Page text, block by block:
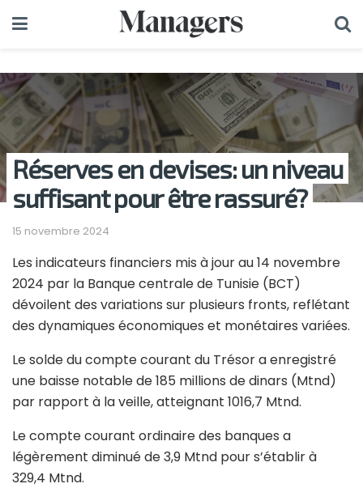
Réserves en devises: un niveau
suffisant pour être rassuré?
15 novembre 2024
Les indicateurs financiers mis à jour au 14 novembre
2024 par la Banque centrale de Tunisie (BCT)
dévoilent des variations sur plusieurs fronts, reflétant
des dynamiques économiques et monétaires variées.
Le solde du compte courant du Trésor a enregistré
une baisse notable de 185 millions de dinars (Mtnd)
par rapport à la veille, atteignant 1016,7 Mtnd.
Le compte courant ordinaire des banques a
légèrement diminué de 3,9 Mtnd pour s’établir à
329,4 Mtnd.